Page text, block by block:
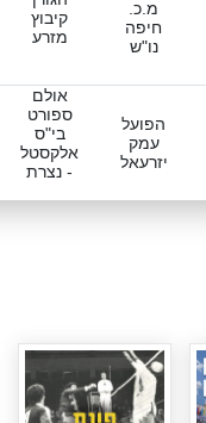
מ.כ.
חיפה
נו"ש
קיבוץ
מזרע
הפועל
עמק
יזרעאל
אולם
ספורט
בי"ס
אלקסטל
- נצרת